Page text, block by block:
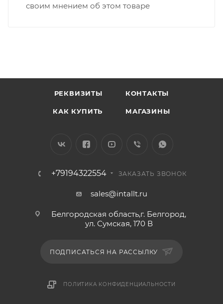
своим мнением об этом товаре
РЕКВИЗИТЫ КОНТАКТЫ
КАК КУПИТЬ МАГАЗИНЫ
+79194322554 ЗАКАЗАТЬ ЗВОНОК
sales@intallt.ru
Белгородская область,г. Белгород,
ул. Сумская, 170 В
ПОДПИСАТЬСЯ НА РАССЫЛКУ
ПОЛИТИКА КОНФИДЕНЦИАЛЬНОСТИ